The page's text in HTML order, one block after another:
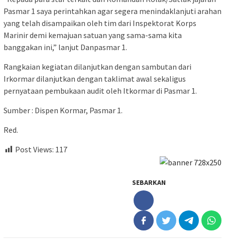
Pasmar 1 saya perintahkan agar segera menindaklanjuti arahan
yang telah disampaikan oleh tim dari Inspektorat Korps
Marinir demi kemajuan satuan yang sama-sama kita
banggakan ini,” lanjut Danpasmar 1.
Rangkaian kegiatan dilanjutkan dengan sambutan dari
Irkormar dilanjutkan dengan taklimat awal sekaligus
pernyataan pembukaan audit oleh Itkormar di Pasmar 1.
Sumber : Dispen Kormar, Pasmar 1.
Red.
Post Views: 117
SEBARKAN